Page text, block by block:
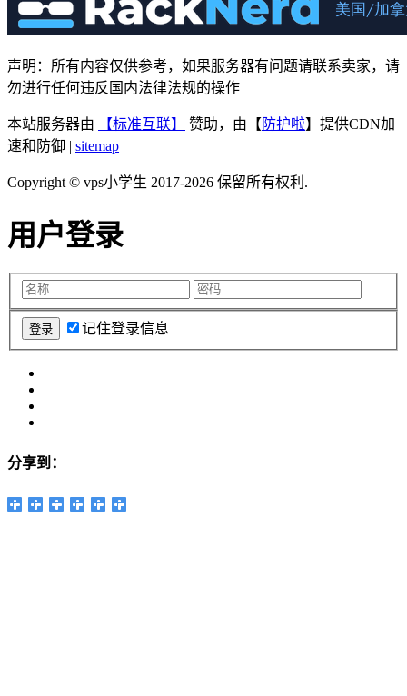
声明：所有内容仅供参考，如果服务器有问题请联系卖家，请
勿进行任何违反国内法律法规的操作
本站服务器由 【标准互联】 赞助，由【 防护啦】提供CDN加
速和防御 | sitemap
Copyright © vps小学生 2017-2026 保留所有权利.
用户登录
记住登录信息
分享到：